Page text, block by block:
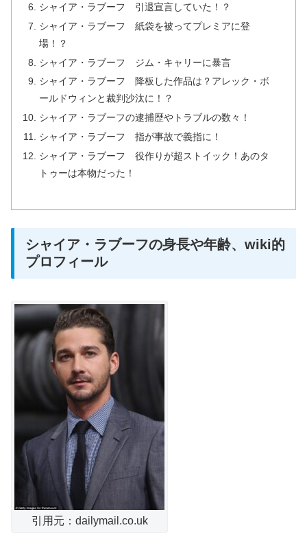
シャイア・ラブーフ 引退宣言していた！？
シャイア・ラブーフ 紙袋を被ってプレミアに登
場！？
シャイア・ラブーフ ジム・キャリーに暴言
シャイア・ラブーフ 降板した作品は？アレック・ボ
ールドウィンと裁判沙汰に！？
シャイア・ラブーフの逮捕歴やトラブルの数々！
シャイア・ラブーフ 指が事故で義指に！
シャイア・ラブーフ 役作りが超ストイック！あのタ
トゥーは本物だった！
シャイア・ラブーフの身長や年齢、wiki的
プロフィール
引用元：dailymail.co.uk